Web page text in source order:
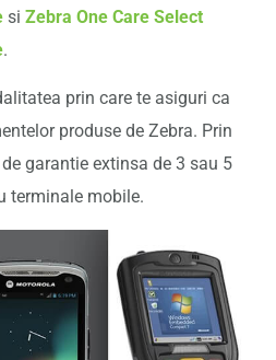
si Zebra One Care Select
.
prin care te asiguri ca
produse de Zebra. Prin
garantie extinsa de 3 sau 5
terminale mobile.